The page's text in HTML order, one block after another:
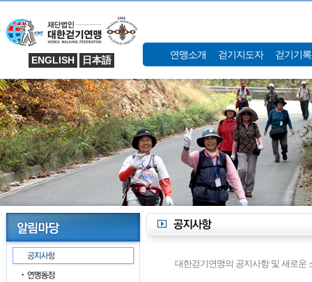
ENGLISH 日本語 연맹소개 걷기지도자 걷기기
대한걷기연맹의 공지사항 및 새로운